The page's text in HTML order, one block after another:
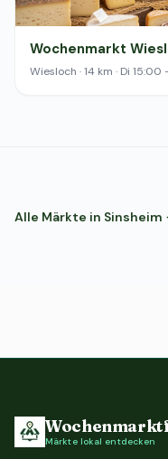
Wochenmarkt
Wiesloch · 14 km · Di
Alle Märkte in Sinsheim
Märkte lokal entdecken